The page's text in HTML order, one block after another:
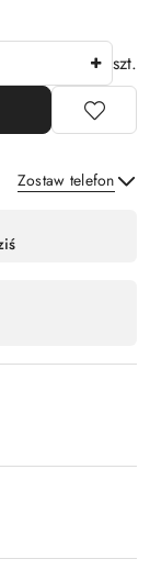
szt.
Zostaw telefon